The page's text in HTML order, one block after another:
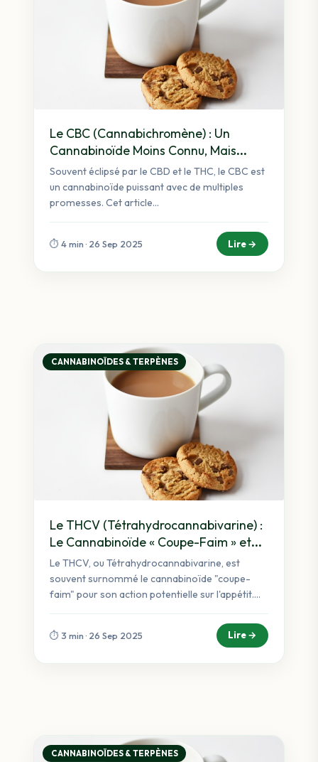
Le CBC (Cannabichromène) : Un
Cannabinoïde Moins Connu, Mais
Puissant
Souvent éclipsé par le CBD et le THC, le CBC est
un cannabinoïde puissant avec de multiples
promesses. Cet article...
⏱️ 4 min · 26 Sep 2025 Lire →
CANNABINOÏDES & TERPÈNES
Le THCV (Tétrahydrocannabivarine) :
Le Cannabinoïde « Coupe-Faim » et
Énergisant
Le THCV, ou Tétrahydrocannabivarine, est
souvent surnommé le cannabinoïde "coupe-
faim" pour son action potentielle sur l'appétit.
⏱️ 3 min · 26 Sep 2025 Lire →
CANNABINOÏDES & TERPÈNES